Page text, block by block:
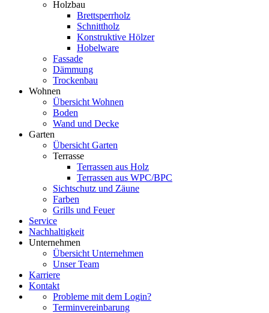
Holzbau
Brettsperrholz
Schnittholz
Konstruktive Hölzer
Hobelware
Fassade
Dämmung
Trockenbau
Wohnen
Übersicht Wohnen
Boden
Wand und Decke
Garten
Übersicht Garten
Terrasse
Terrassen aus Holz
Terrassen aus WPC/BPC
Sichtschutz und Zäune
Farben
Grills und Feuer
Service
Nachhaltigkeit
Unternehmen
Übersicht Unternehmen
Unser Team
Karriere
Kontakt
Probleme mit dem Login?
Terminvereinbarung